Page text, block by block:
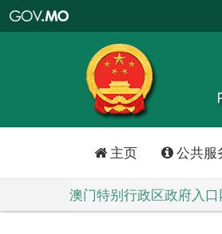
特
政
区
政
口
主页 公共服
澳门特别行政区政府入